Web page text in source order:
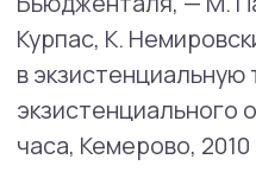
Социально-
для компаний,
студенческих коллективов,
команд, ведущая DBT-групп
Global (2021 г. — наст.вр.).